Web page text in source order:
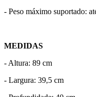
- Peso máximo suportado:
MEDIDAS
- Altura: 89 cm
- Largura: 39,5 cm